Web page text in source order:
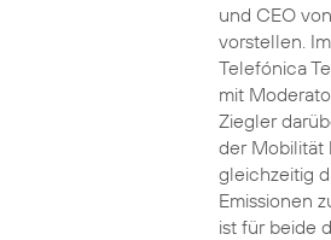
und CEO
vorstellen.
Telefónica
mit
Ziegler
der Mobilität
gleichzeitig
Emissionen
ist für beide